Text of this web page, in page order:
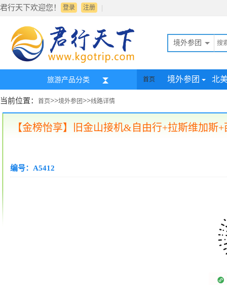
君行天下欢迎您！ 登录 |
注册
境外参团
旅游产品分类 首页 境外参团 北
当前位置： 首页>>境外参团>>线路详情
【金榜怡享】旧金山接机&自由行+拉斯维加
编号：A5412